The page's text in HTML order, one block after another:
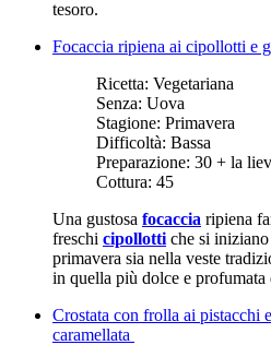
tesoro.
Focaccia ripiena ai cipollotti e
Ricetta: Vegetariana
Senza: Uova
Stagione: Primavera
Difficoltà: Bassa
Preparazione: 30 + la
Cottura: 45
Una gustosa focaccia ripiena
freschi cipollotti che si
primavera sia nella veste
in quella più dolce e profumata
Crostata con frolla ai pistacchi
caramellata